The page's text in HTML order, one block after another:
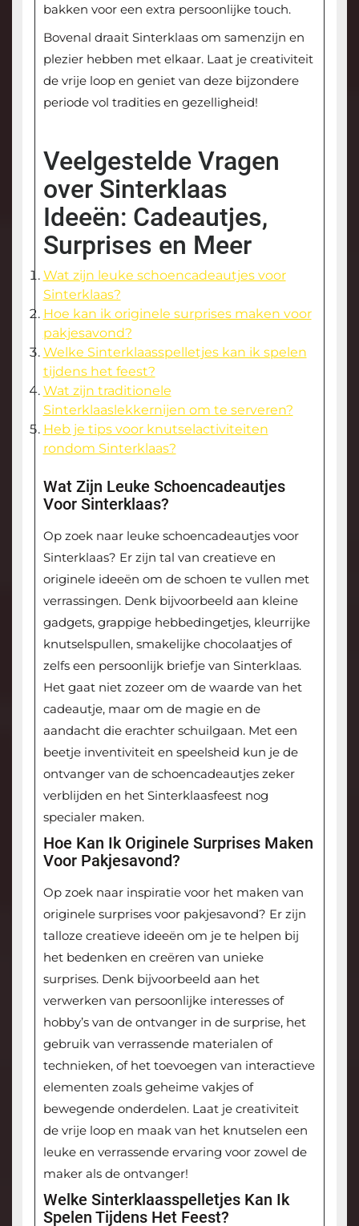
bakken voor een extra persoonlijke touch.
Bovenal draait Sinterklaas om samenzijn en
plezier hebben met elkaar. Laat je creativiteit
de vrije loop en geniet van deze bijzondere
periode vol tradities en gezelligheid!
Veelgestelde Vragen
over Sinterklaas
Ideeën: Cadeautjes,
Surprises en Meer
Wat zijn leuke schoencadeautjes voor
Sinterklaas?
Hoe kan ik originele surprises maken voor
pakjesavond?
Welke Sinterklaasspelletjes kan ik spelen
tijdens het feest?
Wat zijn traditionele
Sinterklaaslekkernijen om te serveren?
Heb je tips voor knutselactiviteiten
rondom Sinterklaas?
Wat Zijn Leuke Schoencadeautjes
Voor Sinterklaas?
Op zoek naar leuke schoencadeautjes voor
Sinterklaas? Er zijn tal van creatieve en
originele ideeën om de schoen te vullen met
verrassingen. Denk bijvoorbeeld aan kleine
gadgets, grappige hebbedingetjes, kleurrijke
knutselspullen, smakelijke chocolaatjes of
zelfs een persoonlijk briefje van Sinterklaas.
Het gaat niet zozeer om de waarde van het
cadeautje, maar om de magie en de
aandacht die erachter schuilgaan. Met een
beetje inventiviteit en speelsheid kun je de
ontvanger van de schoencadeautjes zeker
verblijden en het Sinterklaasfeest nog
specialer maken.
Hoe Kan Ik Originele Surprises Maken
Voor Pakjesavond?
Op zoek naar inspiratie voor het maken van
originele surprises voor pakjesavond? Er zijn
talloze creatieve ideeën om je te helpen bij
het bedenken en creëren van unieke
surprises. Denk bijvoorbeeld aan het
verwerken van persoonlijke interesses of
hobby’s van de ontvanger in de surprise, het
gebruik van verrassende materialen of
technieken, of het toevoegen van interactieve
elementen zoals geheime vakjes of
bewegende onderdelen. Laat je creativiteit
de vrije loop en maak van het knutselen een
leuke en verrassende ervaring voor zowel de
maker als de ontvanger!
Welke Sinterklaasspelletjes Kan Ik
Spelen Tijdens Het Feest?